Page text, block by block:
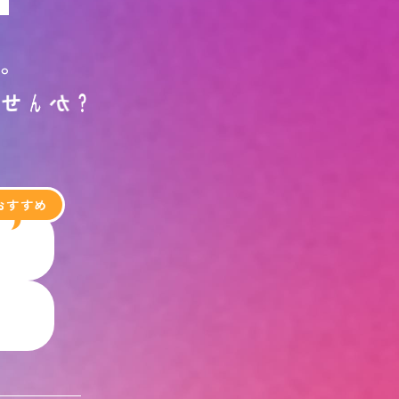
。
せ ん か ？